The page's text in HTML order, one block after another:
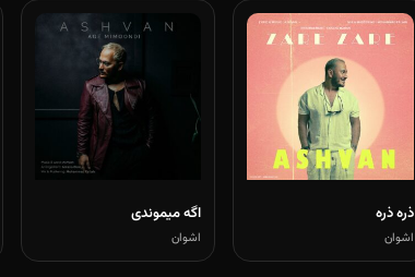
ذره ذره
اشوان
اگه میموندی
اشوان